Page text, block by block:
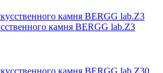
камня BERGG lab.Z3